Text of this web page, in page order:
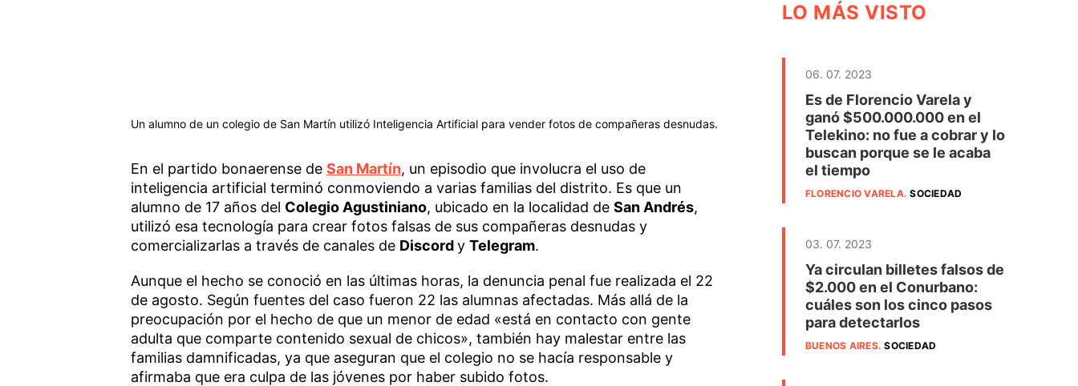
Un alumno de un colegio de San Martín utilizó Inteligencia Artificial para vender fotos de compañeras desnudas.
En el partido bonaerense de San Martín, un episodio que involucra el uso de
inteligencia artificial terminó conmoviendo a varias familias del distrito. Es que un
alumno de 17 años del Colegio Agustiniano, ubicado en la localidad de San Andrés,
utilizó esa tecnología para crear fotos falsas de sus compañeras desnudas y
comercializarlas a través de canales de Discordy Telegram.
Aunque el hecho se conoció en las últimas horas, la denuncia penal fue realizada el 22
de agosto. Según fuentes del caso fueron 22 las alumnas afectadas. Más allá de la
preocupación por el hecho de que un menor de edad «está en contacto con gente
adulta que comparte contenido sexual de chicos», también hay malestar entre las
familias damnificadas, ya que aseguran que el colegio no se hacía responsable y
afirmaba que era culpa de las jóvenes por haber subido fotos.
LO MÁS VISTO
06. 07. 2023
Es de Florencio Varela y
ganó $500.000.000 en el
Telekino: no fue a cobrar y lo
buscan porque se le acaba
el tiempo
FLORENCIO VARELA.SOCIEDAD
03. 07. 2023
Ya circulan billetes falsos de
$2.000 en el Conurbano:
cuáles son los cinco pasos
para detectarlos
BUENOS AIRES.SOCIEDAD